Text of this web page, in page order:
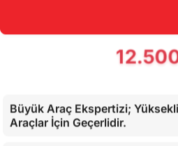
Büyük Araç Ekspertizi;
Araçlar İçin Geçerlidir.